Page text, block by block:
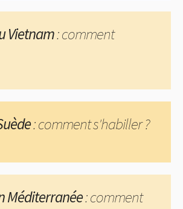
Vietnam: comment
: comment s'habiller ?
Méditerranée: comment